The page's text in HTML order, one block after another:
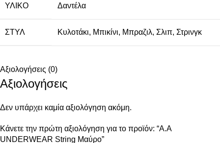
ΥΛΙΚΌ Δαντέλα
ΣΤΥΛ Κυλοτάκι, Μπικίνι, Μπραζιλ, Σλιπ, Στρινγκ
Αξιολογήσεις (0)
Αξιολογήσεις
Δεν υπάρχει καμία αξιολόγηση ακόμη.
Κάνετε την πρώτη αξιολόγηση για το προϊόν: “A.A
UNDERWEAR String Μαύρο”